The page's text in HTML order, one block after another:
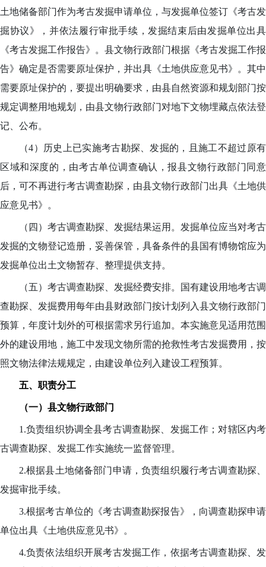
土地储备部门作为考古发掘申请单位，与发掘单位签订《考古发
掘协议》，并依法履行审批手续，发掘结束后由发掘单位出具
《考古发掘工作报告》。县文物行政部门根据《考古发掘工作报
告》确定是否需要原址保护，并出具《土地供应意见书》。其中
需要原址保护的，要提出明确要求，由县自然资源和规划部门按
规定调整用地规划，由县文物行政部门对地下文物埋藏点依法登
记、公布。
（4）历史上已实施考古勘探、发掘的，且施工不超过原有
区域和深度的，由考古单位调查确认，报县文物行政部门同意
后，可不再进行考古调查勘探，由县文物行政部门出具《土地供
应意见书》。
（四）考古调查勘探、发掘结果运用。 发掘单位应当对考古
发掘的文物登记造册，妥善保管，具备条件的县国有博物馆应为
发掘单位出土文物暂存、整理提供支持。
（五）考古调查勘探、发掘经费安排。
国有建设用地考古调
查勘探、发掘费用每年由县财政部门按计划列入县文物行政部门
预算，年度计划外的可根据需求另行追加。本实施意见适用范围
外的建设用地，施工中发现文物所需的抢救性考古发掘费用，按
照文物法律法规规定，由建设单位列入建设工程预算。
五、职责分工
（一）县文物行政部门
1.负责组织协调全县考古调查勘探、发掘工作；对辖区内考
古调查勘探、发掘工作实施统一监督管理。
2.根据县土地储备部门申请，负责组织履行考古调查勘探、
发掘审批手续。
3.根据考古单位的《考古调查勘探报告》，向调查勘探申请
单位出具《土地供应意见书》。
4.负责依法组织开展考古发掘工作，依据考古调查勘探、发